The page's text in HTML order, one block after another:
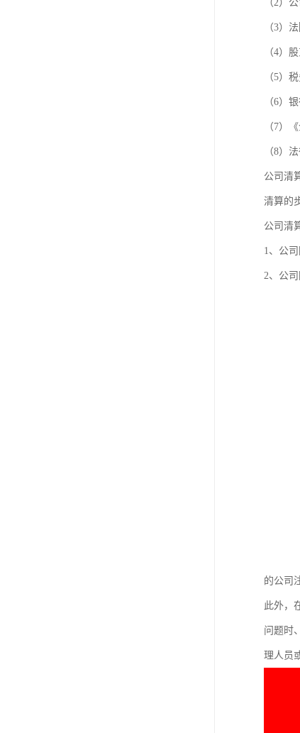
（2）
（3）
（4）
（5）
（6）
（7）
（8）
公司清
清算的
公司清
1、公
2、公
的公司
此外，
问题时
理人员